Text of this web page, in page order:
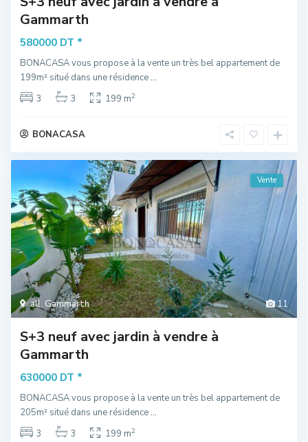
Gammarth
580000 DT *
BONACASA vous propose à la vente un très bel appartement de
199m² situé dans une résidence...
3
3 199 m2
BONACASA
11
all, Gammarth
Vente
S+3 neuf avec jardin à vendre à
Gammarth
630000 DT *
BONACASA vous propose à la vente un très bel appartement de
205m² situé dans une résidence...
3
3 199 m2